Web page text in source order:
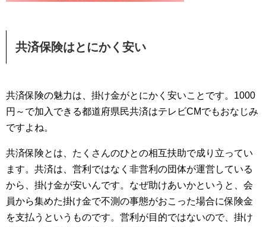
共済保険はとにかく安い
共済保険の魅力は、掛け金がとにかく安いことです。1000
円～で加入できる都道府県民共済はテレビCMでもおなじみ
ですよね。
共済保険とは、たくさんのひとの相互扶助で成り立ってい
ます。共済は、営利ではなく非営利の団体が運営している
から、掛け金が安いんです。なぜ助けあいかというと、会
員から集めた掛け金で不測の事態がおこった場合に保険金
を支払うというものです。営利が目的ではないので、掛け